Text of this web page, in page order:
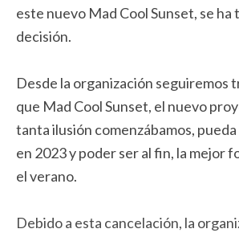
este nuevo Mad Cool Sunset, se ha
decisión.
Desde la organización seguiremos
que Mad Cool Sunset, el nuevo
tanta ilusión comenzábamos,
en 2023 y poder ser al fin, la mejor
el verano.
Debido a esta cancelación, la